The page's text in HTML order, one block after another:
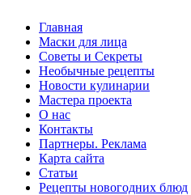
Главная
Маски для лица
Советы и Секреты
Необычные рецепты
Новости кулинарии
Мастера проекта
О нас
Контакты
Партнеры. Реклама
Карта сайта
Статьи
Рецепты новогодних блюд